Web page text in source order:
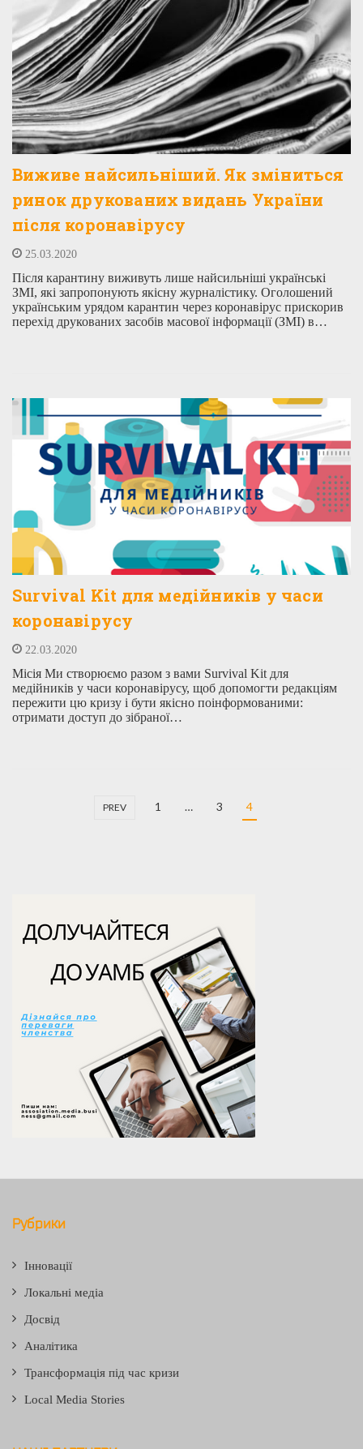
Виживе найсильніший. Як зміниться
ринок друкованих видань України
після коронавірусу
25.03.2020
Після карантину виживуть лише найсильніші українські
ЗМІ, які запропонують якісну журналістику. Оголошений
українським урядом карантин через коронавірус прискорив
перехід друкованих засобів масової інформації (ЗМІ) в…
Survival Kit для медійників у часи
коронавірусу
22.03.2020
Місія Ми створюємо разом з вами Survival Kit для
медійників у часи коронавірусу, щоб допомогти редакціям
пережити цю кризу і бути якісно поінформованими:
отримати доступ до зібраної…
PREV 1 … 3 4
Рубрики
Інновації
Локальні медіа
Досвід
Аналітика
Трансформація під час кризи
Local Media Stories